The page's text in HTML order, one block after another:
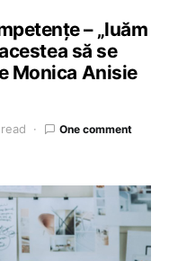
– „luăm
să se
Monica Anisie
One comment